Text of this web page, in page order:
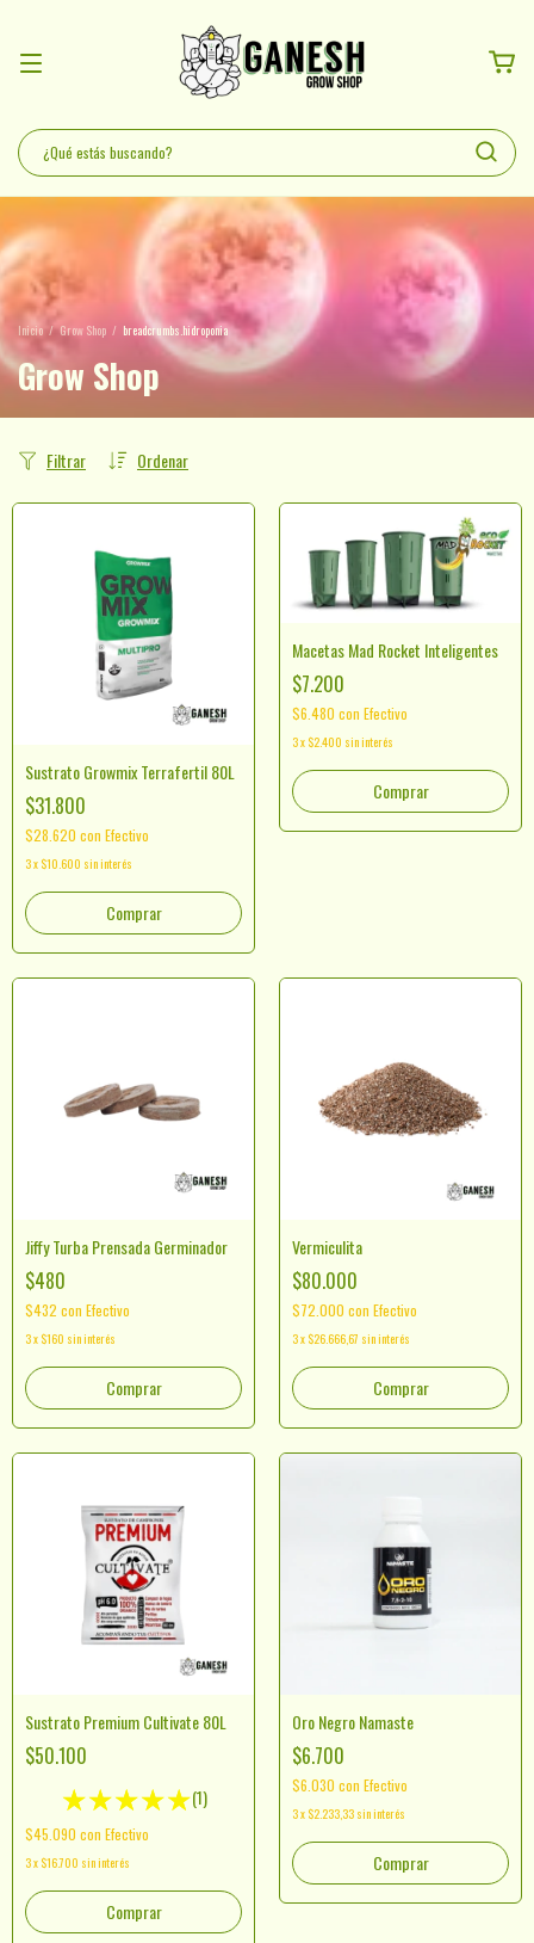
Inicio / Grow Shop / breadcrumbs.hidroponia
Grow Shop
Ordenar
Filtrar
Sustrato Growmix Terrafertil 80L
$31.800
$28.620 con Efectivo
3x $10.600 sin interés
Macetas Mad Rocket Inteligentes
$7.200
$6.480 con Efectivo
3x $2.400 sin interés
Comprar
Jiffy Turba Prensada Germinador
$480
$432 con Efectivo
3x $160 sin interés
Vermiculita
$80.000
$72.000 con Efectivo
3x $26.666,67 sin interés
Comprar
Sustrato Premium Cultivate 80L
$50.100
(1)
$45.090 con Efectivo
3x $16.700 sin interés
Oro Negro Namaste
$6.700
$6.030 con Efectivo
3x $2.233,33 sin interés
Comprar